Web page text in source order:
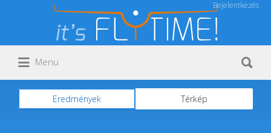
Bejelentkezés
Keresés:
Menu
Eredmények Térkép